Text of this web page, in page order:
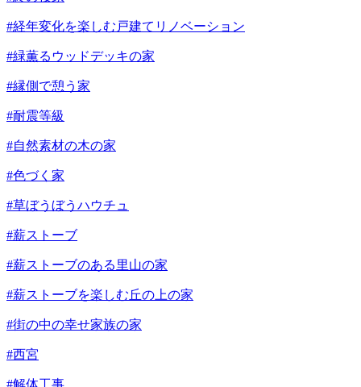
#経年変化を楽しむ戸建てリノベーション
#緑薫るウッドデッキの家
#縁側で憩う家
#耐震等級
#自然素材の木の家
#色づく家
#草ぼうぼうハウチュ
#薪ストーブ
#薪ストーブのある里山の家
#薪ストーブを楽しむ丘の上の家
#街の中の幸せ家族の家
#西宮
#解体工事